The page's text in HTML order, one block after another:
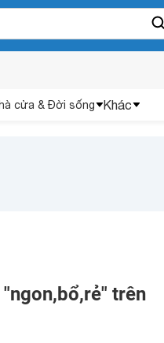
cửa & Đời sống Khác
trên